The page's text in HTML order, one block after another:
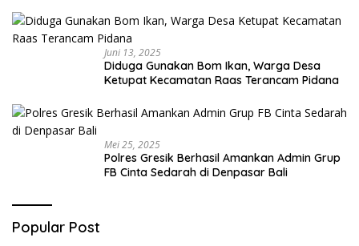
Juni 13, 2025
Diduga Gunakan Bom Ikan, Warga Desa
Ketupat Kecamatan Raas Terancam Pidana
Mei 25, 2025
Polres Gresik Berhasil Amankan Admin Grup
FB Cinta Sedarah di Denpasar Bali
Popular Post